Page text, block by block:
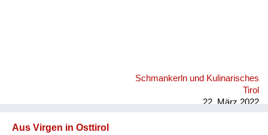
Schmankerln und Kulinarisches
Tirol
22. März 2022
Aus Virgen in Osttirol